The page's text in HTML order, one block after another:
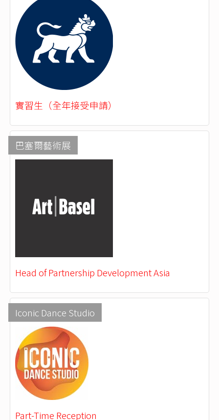
實習生（全年接受申請）
巴塞爾藝術展
Head of Partnership Development Asia
Iconic Dance Studio
Part-Time Reception